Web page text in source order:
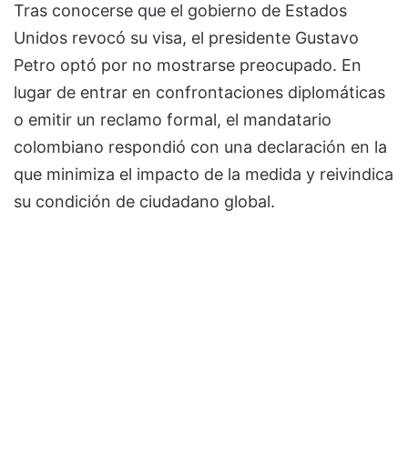
Tras conocerse que el gobierno de Estados
Unidos revocó su visa, el presidente Gustavo
Petro optó por no mostrarse preocupado. En
lugar de entrar en confrontaciones diplomáticas
o emitir un reclamo formal, el mandatario
colombiano respondió con una declaración en la
que minimiza el impacto de la medida y reivindica
su condición de ciudadano global.